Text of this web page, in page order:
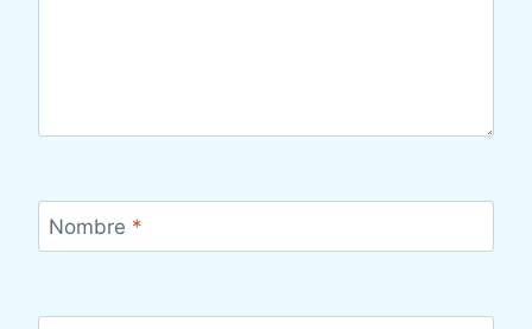
Nombre *